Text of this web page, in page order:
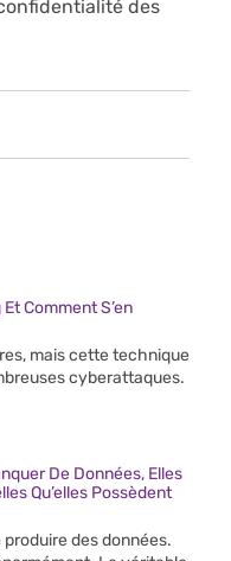
des
Comment S’en
mais cette technique
cyberattaques.
De Données, Elles
Qu’elles Possèdent
produire des données.